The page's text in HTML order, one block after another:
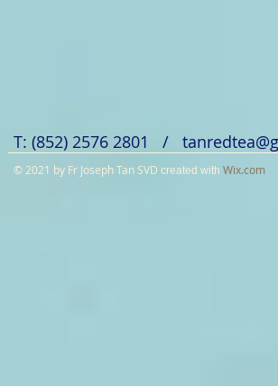
T: (852) 2576 2801 /
© 2021 by Fr Joseph Tan SVD created with Wix.com